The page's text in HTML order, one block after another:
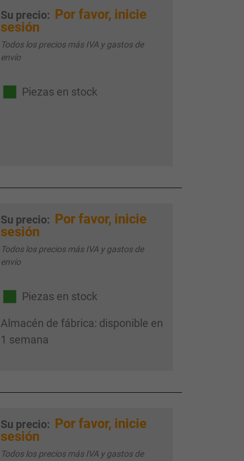
Su precio:
Por favor, inicie
sesión
Todos los precios más IVA y gastos de
envío
Piezas en stock
Su precio:
Por favor, inicie
sesión
Todos los precios más IVA y gastos de
envío
Piezas en stock
Almacén de fábrica: disponible en
1 semana
Su precio:
Por favor, inicie
sesión
Todos los precios más IVA y gastos de